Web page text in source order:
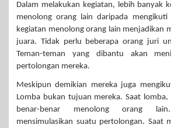
Dalam melakukan kegiatan, lebih banyak
menolong orang lain daripada mengikuti
kegiatan menolong orang lain menjadikan
juara. Tidak perlu beberapa orang juri
Teman-teman yang dibantu akan
pertolongan mereka.
Meskipun demikian mereka juga
Lomba bukan tujuan mereka. Saat lomba,
benar-benar menolong orang
mensimulasikan suatu pertolongan. Saat